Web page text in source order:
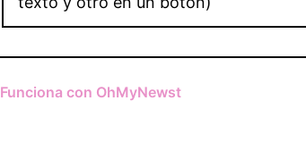
Funciona con OhMyNewst